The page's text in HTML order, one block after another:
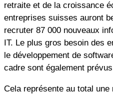
retraite et de la croissance
entreprises suisses auront
recruter 87 000 nouveaux
IT. Le plus gros besoin des
le développement de
cadre sont également
Cela représente au total une